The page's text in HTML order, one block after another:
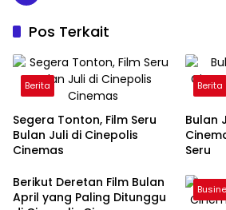
Pos Terkait
Berita
Segera Tonton, Film Seru
Bulan Juli di Cinepolis
Cinemas
Berita
Bulan
Seru
Berikut Deretan Film Bulan
April yang Paling Ditunggu